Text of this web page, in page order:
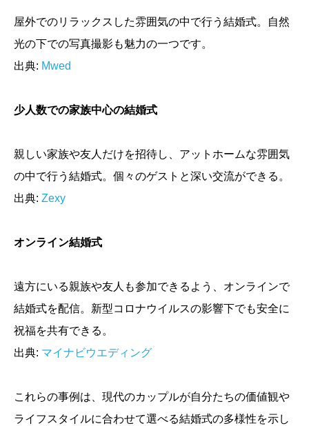
屋外でのリラックスした雰囲気の中で行う結婚式。自然
光の下での写真撮影も魅力の一つです。
出典: Mwed
少人数での家族中心の結婚式
親しい家族や友人だけを招待し、アットホームな雰囲気
の中で行う結婚式。個々のゲストと深い交流ができる。
出典: Zexy
オンライン結婚式
遠方にいる親族や友人も参加できるよう、オンラインで
結婚式を配信。新型コロナウイルスの影響下でも安全に
祝福を共有できる。
出典: マイナビウエディング
これらの事例は、現代のカップルが自分たちの価値観や
ライフスタイルに合わせて選べる結婚式の多様性を示し